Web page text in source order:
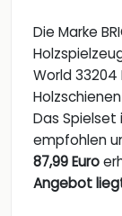
Die Marke
World 33204
Das Spielset
empfohlen
87,99 Euro
Angebot